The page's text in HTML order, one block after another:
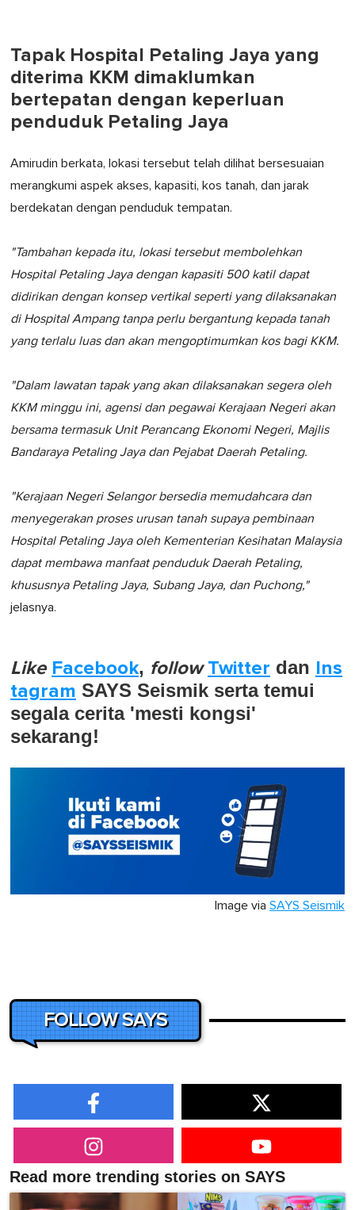
Tapak Hospital Petaling Jaya yang
diterima KKM dimaklumkan
bertepatan dengan keperluan
penduduk Petaling Jaya
Amirudin berkata, lokasi tersebut telah dilihat bersesuaian
merangkumi aspek akses, kapasiti, kos tanah, dan jarak
berdekatan dengan penduduk tempatan.
"Tambahan kepada itu, lokasi tersebut membolehkan
Hospital Petaling Jaya dengan kapasiti 500 katil dapat
didirikan dengan konsep vertikal seperti yang dilaksanakan
di Hospital Ampang tanpa perlu bergantung kepada tanah
yang terlalu luas dan akan mengoptimumkan kos bagi KKM.
"Dalam lawatan tapak yang akan dilaksanakan segera oleh
KKM minggu ini, agensi dan pegawai Kerajaan Negeri akan
bersama termasuk Unit Perancang Ekonomi Negeri, Majlis
Bandaraya Petaling Jaya dan Pejabat Daerah Petaling.
"Kerajaan Negeri Selangor bersedia memudahcara dan
menyegerakan proses urusan tanah supaya pembinaan
Hospital Petaling Jaya oleh Kementerian Kesihatan Malaysia
dapat membawa manfaat penduduk Daerah Petaling,
khususnya Petaling Jaya, Subang Jaya, dan Puchong,"
jelasnya.
Like Facebook, follow Twitter dan Ins
tagram SAYS Seismik serta temui
segala cerita 'mesti kongsi'
sekarang!
Image via SAYS Seismik
FOLLOW SAYS
Read more trending stories on SAYS